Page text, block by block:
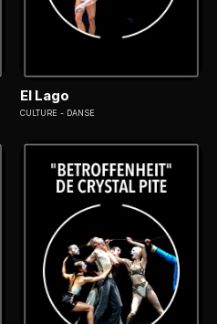
El Lago
CULTURE DANSE